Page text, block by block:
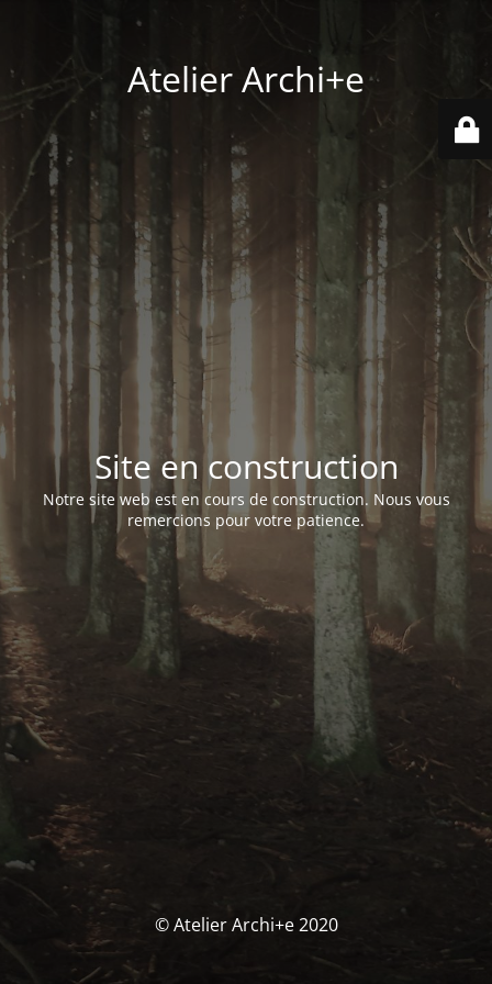
Atelier Archi+e
Site en construction
Notre site web est en cours de construction. Nous vous
remercions pour votre patience.
© Atelier Archi+e 2020